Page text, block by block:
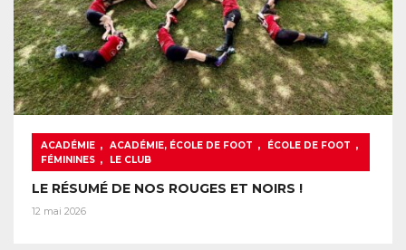
ACADÉMIE , ACADÉMIE, ÉCOLE DE FOOT , ÉCOLE DE FOOT ,
FÉMININES , LE CLUB
LE RÉSUMÉ DE NOS ROUGES ET NOIRS !
12 mai 2026